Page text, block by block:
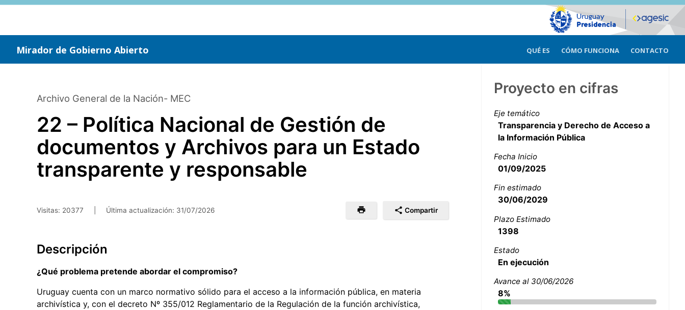
Saltar
Mirador de Gobierno Abierto QUÉ ES CÓMO FUNCIONA CONTACTO
Archivo General de la Nación- MEC
22 – Política Nacional de Gestión de
documentos y Archivos para un Estado
transparente y responsable
Visitas: 20377 Última actualización: 31/07/2026 Compartir
Descripción
¿Qué problema pretende abordar el compromiso?
Uruguay cuenta con un marco normativo sólido para el acceso a la información pública, en materia
archivística y, con el decreto Nº 355/012 Reglamentario de la Regulación de la función archivística,
Proyecto en cifras
Eje temático
Transparencia y Derecho de Acceso a
la Información Pública
Fecha Inicio
01/09/2025
Fin estimado
30/06/2029
Plazo Estimado
1398
Estado
En ejecución
Avance al 30/06/2026
8%